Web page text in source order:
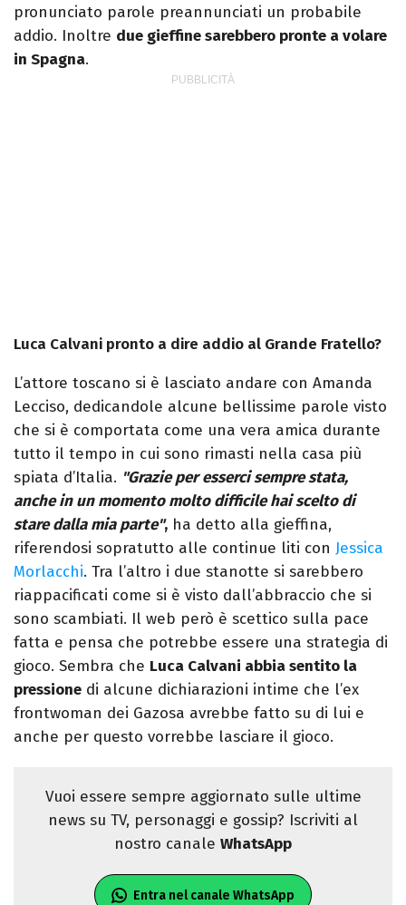
pronunciato parole preannunciati un probabile
addio. Inoltre due gieffine sarebbero pronte a volare
in Spagna.
Luca Calvani pronto a dire addio al Grande Fratello?
L’attore toscano si è lasciato andare con Amanda
Lecciso, dedicandole alcune bellissime parole visto
che si è comportata come una vera amica durante
tutto il tempo in cui sono rimasti nella casa più
spiata d’Italia. "Grazie per esserci sempre stata,
anche in un momento molto difficile hai scelto di
stare dalla mia parte", ha detto alla gieffina,
riferendosi sopratutto alle continue liti con Jessica
Morlacchi. Tra l’altro i due stanotte si sarebbero
riappacificati come si è visto dall’abbraccio che si
sono scambiati. Il web però è scettico sulla pace
fatta e pensa che potrebbe essere una strategia di
gioco. Sembra che Luca Calvani abbia sentito la
pressione di alcune dichiarazioni intime che l’ex
frontwoman dei Gazosa avrebbe fatto su di lui e
anche per questo vorrebbe lasciare il gioco.
Vuoi essere sempre aggiornato sulle ultime
news su TV, personaggi e gossip? Iscriviti al
nostro canale WhatsApp
Entra nel canale WhatsApp